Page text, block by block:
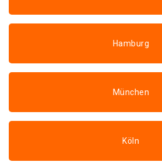
Hamburg
München
Köln